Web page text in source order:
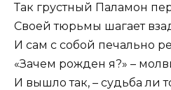
Так грустный Паламон
Своей тюрьмы шагает
И сам с собой печально
«Зачем рожден я?» –
И вышло так, – судьба ли